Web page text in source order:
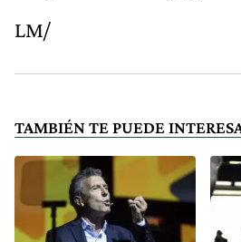
LM/
TAMBIÉN TE PUEDE